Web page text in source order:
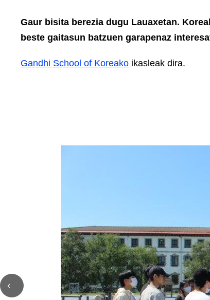
Gaur bisita berezia dugu Lauaxetan.
beste gaitasun batzuen garapenaz
Gandhi School of Koreako ikasleak dira.